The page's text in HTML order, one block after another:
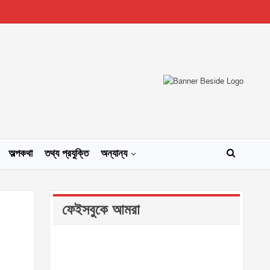
অল্পকথা তথ্য প্রযুক্তি অন্যান্য
ফেইসবুকে আমরা